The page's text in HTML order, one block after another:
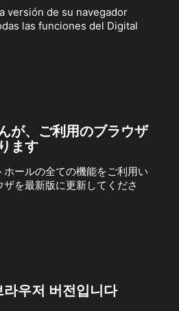
versión de su navegador
las funciones del Digital
が、ご利用のブラウザ
ます
ールの全ての機能をご利用い
を最新版に更新してくださ
우저 버전입니다